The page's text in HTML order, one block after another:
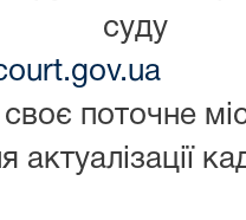
суду
своє поточне
актуалізації